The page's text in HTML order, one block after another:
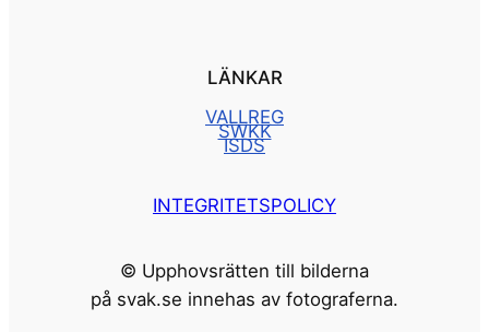
LÄNKAR
VALLREG
SWKK
ISDS
INTEGRITETSPOLICY
© Upphovsrätten till bilderna
på svak.se innehas av fotograferna.